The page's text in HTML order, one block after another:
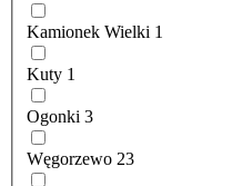
Kamionek Wielki 1
Kuty 1
Ogonki 3
Węgorzewo 23